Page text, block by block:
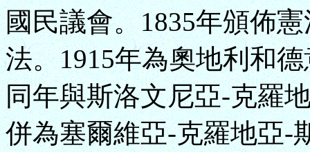
國民議會。1835年頒佈
法。1915年為奧地利和
同年與斯洛文尼亞-克羅
併為塞爾維亞-克羅地亞-